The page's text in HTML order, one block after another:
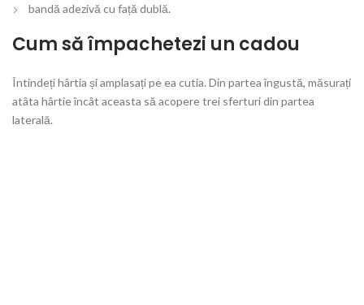
bandă adezivă cu față dublă.
Cum să împachetezi un cadou
Întindeți hârtia și amplasați pe ea cutia. Din partea îngustă, măsurați
atâta hârtie încât aceasta să acopere trei sferturi din partea
laterală.